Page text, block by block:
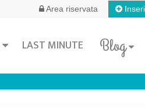
Area riservata
LAST MINUTE Blog